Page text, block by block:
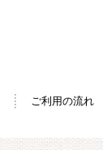
ご利用の流れ